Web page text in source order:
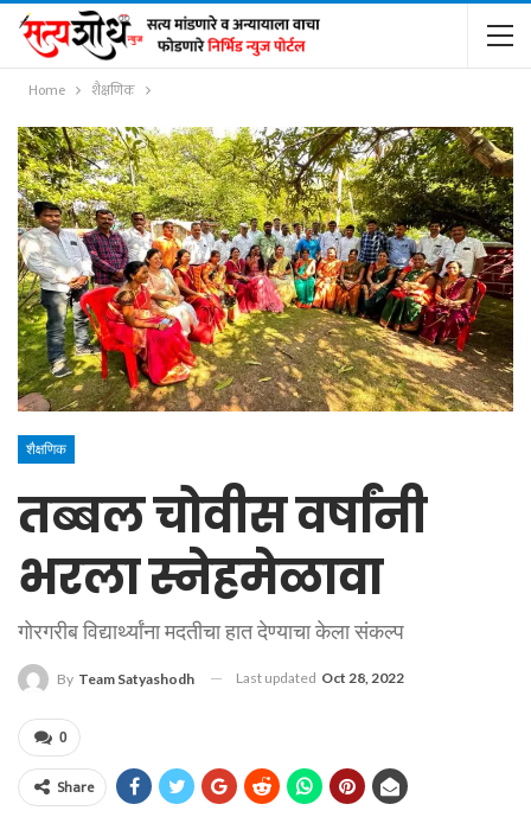
Home शैक्षणिक
शैक्षणिक
तब्बल चोवीस वर्षांनी
भरला स्नेहमेळावा
गोरगरीब विद्यार्थ्यांना मदतीचा हात देण्याचा केला संकल्प
By Team Satyashodh Last updated Oct 28, 2022
0
Share